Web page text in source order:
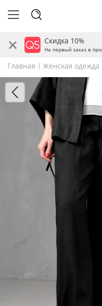
Скидка 10%
На первый заказ в
Главная Женская одежда